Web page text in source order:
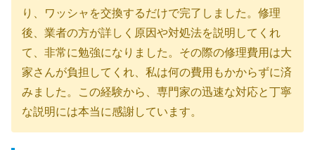
り、ワッシャを交換するだけで完了しました。修理
後、業者の方が詳しく原因や対処法を説明してくれ
て、非常に勉強になりました。その際の修理費用は大
家さんが負担してくれ、私は何の費用もかからずに済
みました。この経験から、専門家の迅速な対応と丁寧
な説明には本当に感謝しています。